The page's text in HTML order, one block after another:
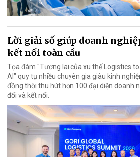
Lời giải số giúp doanh
kết nối toàn cầu
Tọa đàm "Tương lai của xu thế Logistics
AI" quy tụ nhiều chuyên gia giàu kinh
đồng thời thu hút hơn 100 đại diện doanh
đổi và kết nối.